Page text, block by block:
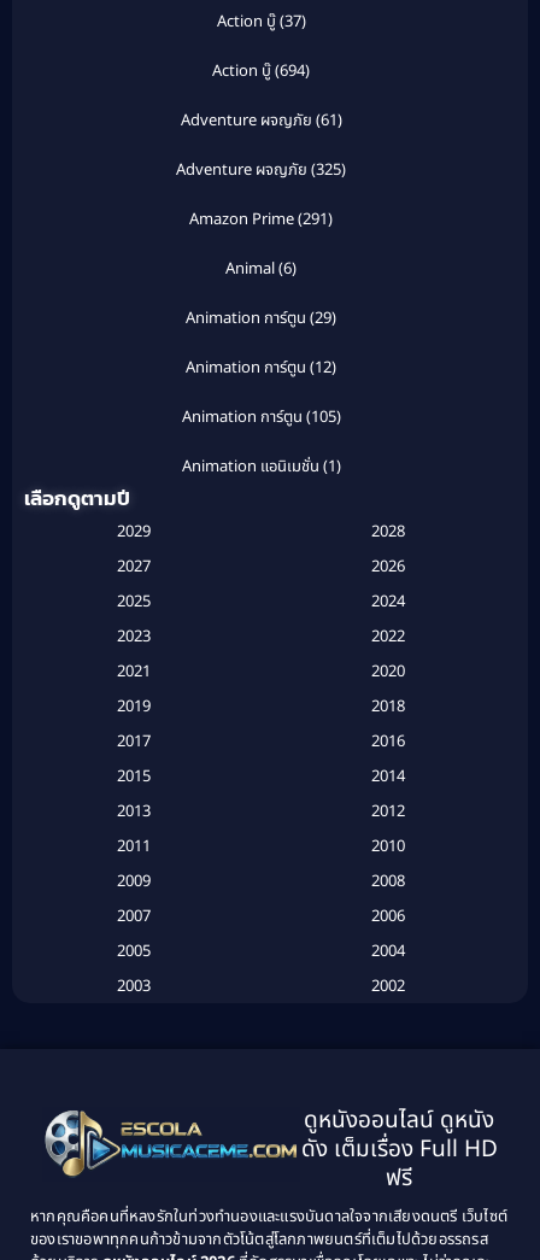
Action บู๊(37)
Action บู๊(694)
Adventure ผจญภัย (61)
Adventure ผจญภัย (325)
Amazon Prime(291)
Animal(6)
Animation การ์ตูน (29)
Animation การ์ตูน (12)
Animation การ์ตูน (105)
Animation แอนิเมชั่น (1)
Based on a True Story สร้างจากเรื่องจริง(2)
Based on a True Story เรื่องจริง (20)
Based on a True Story เรื่องจริง (16)
(134)
Classic หนังคลาสสิก(21)
Classic หนังคลาสสิก(25)
เลือกดูตามปี
2029
2028
2027
2026
2025
2024
2023
2022
2021
2020
2019
2018
2017
2016
2015
2014
2013
2012
2011
2010
2009
2008
2007
2006
2005
2004
2003
2002
1995
1994
1993
1992
1989
1988
ดูหนังออนไลน์ ดูหนัง
ดัง เต็มเรื่อง Full HD
ฟรี
หากคุณคือคนที่หลงรักในท่วงทำนองและแรงบันดาลใจจากเสียงดนตรี เว็บไซต์
ของเราขอพาทุกคนก้าวข้ามจากตัวโน้ตสู่โลกภาพยนตร์ที่เต็มไปด้วยอรรถรส